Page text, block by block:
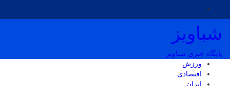
شباویز
پایگاه خبری شباویز
ورزش
اقتصادی
ایران